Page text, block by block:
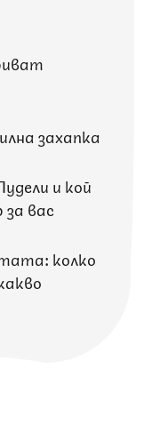
захапка
и кой
вас
колко